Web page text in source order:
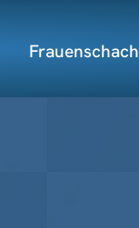
Frauenschach